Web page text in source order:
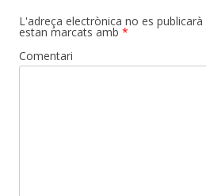
L'adreça electrònica no es publicarà
estan marcats amb *
Comentari